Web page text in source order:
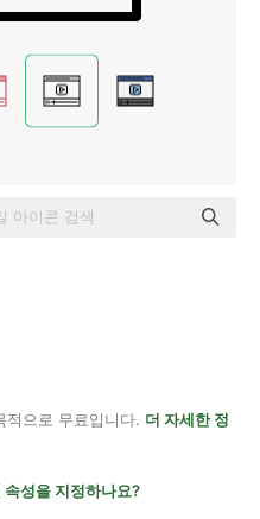
적으로 무료입니다. 더 자세한 정
속성을 지정하나요?